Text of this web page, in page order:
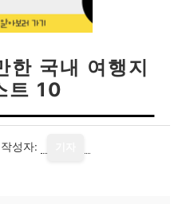
한 국내 여행지
트 10
작성자: